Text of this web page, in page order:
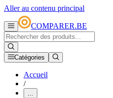
Aller au contenu principal
COMPARER.BE
Catégories
Accueil
/
...